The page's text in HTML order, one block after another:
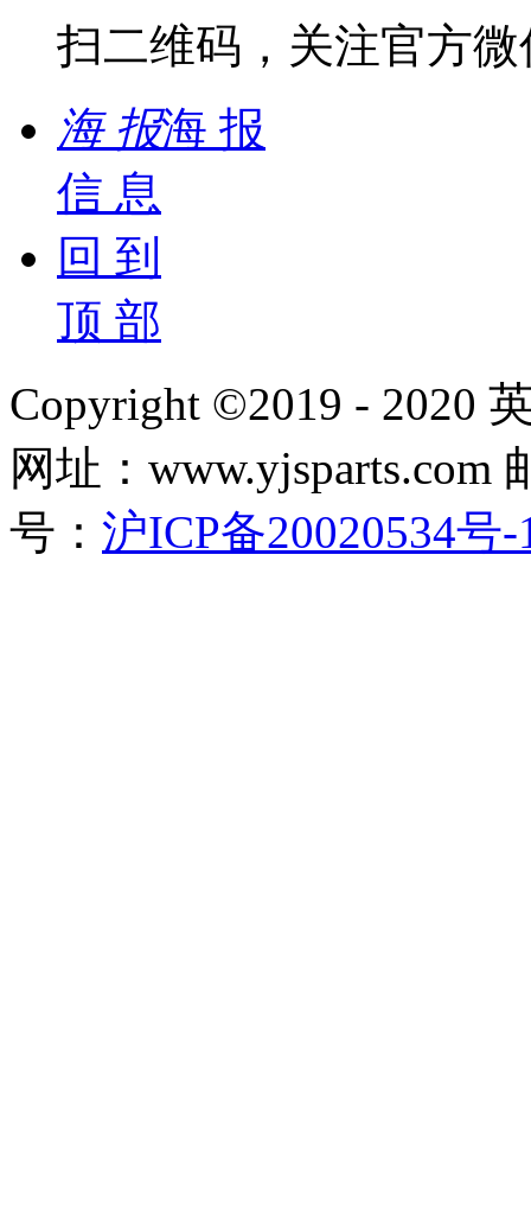
扫二维码，关注官方微
海 报海 报
信 息
回 到
顶 部
Copyright ©2019 - 2020
网址：www.yjsparts.com
号： 沪ICP备20020534号-